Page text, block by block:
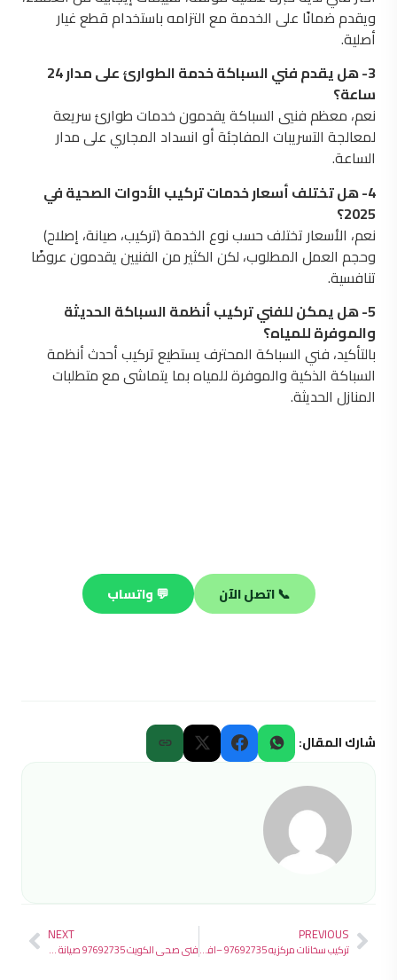
ويقدم ضمانًا على الخدمة مع التزامه باستخدام قطع غيار
أصلية.
3- هل يقدم فني السباكة خدمة الطوارئ على مدار 24
ساعة؟
نعم، معظم فنيي السباكة يقدمون خدمات طوارئ سريعة
لمعالجة التسريبات المفاجئة أو انسداد المجاري على مدار
الساعة.
4- هل تختلف أسعار خدمات تركيب الأدوات الصحية في
2025؟
نعم، الأسعار تختلف حسب نوع الخدمة (تركيب، صيانة، إصلاح)
وحجم العمل المطلوب، لكن الكثير من الفنيين يقدمون عروضًا
تنافسية.
5- هل يمكن للفني تركيب أنظمة السباكة الحديثة
والموفرة للمياه؟
بالتأكيد، فني السباكة المحترف يستطيع تركيب أحدث أنظمة
السباكة الذكية والموفرة للمياه بما يتماشى مع متطلبات
المنازل الحديثة.
📞 اتصل الآن 💬 واتساب
شارك المقال:
PREVIOUS
تركيب سخانات مركزيه 97692735 –افضل فني تركيب سخان مركزي بالكويت 2026
NEXT
فني صحي الكويت 97692735 صيانة وتركيب الأدوات الصحية بخدمة سريعة 24 ساعة